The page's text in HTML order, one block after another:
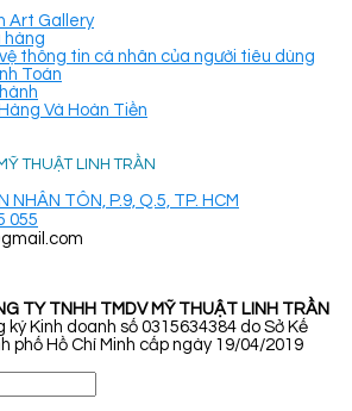
Art Gallery
hàng
thông tin cá nhân của người tiêu dùng
Toán
Và Hoàn Tiền
THUẬT LINH TRẦN
NHÂN TÔN, P.9, Q.5, TP. HCM
055
TY TNHH TMDV MỸ THUẬT LINH TRẦN
Kinh doanh số 0315634384 do Sở Kế
phố Hồ Chí Minh cấp ngày 19/04/2019